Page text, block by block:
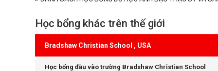
Học bổng khác trên thế giới
Bradshaw Christian School , USA
Học bổng đầu vào trường Bradshaw Christian School